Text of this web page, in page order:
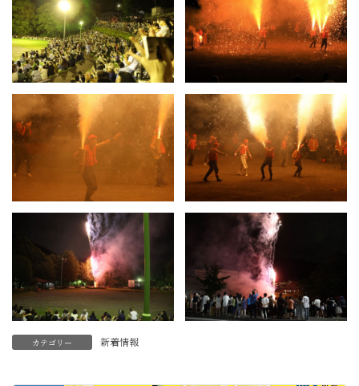
カテゴリー 新着情報